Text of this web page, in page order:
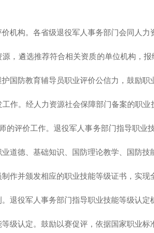
构。各省级退役军人事务部门会同人力
，遴选推荐符合相关资质的单位机构，
国防教育辅导员职业评价公信力，鼓励职
。经人力资源社会保障部门备案的职业
的评价工作。退役军人事务部门指导职
道德、基础知识、国防理论教学、国防
作并颁发相应的职业技能等级证书，实现
役军人事务部门指导职业技能等级认定
级认定。鼓励以赛促评，依据国家职业